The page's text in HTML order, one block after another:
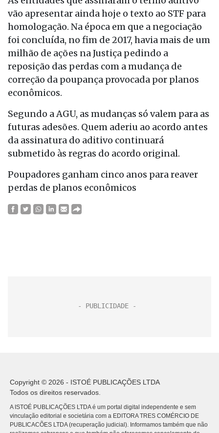
vão apresentar aindahoje o texto ao STF para
homologação. Na época em que a negociação
foi concluída, no fim de 2017, havia mais de um
milhão de ações na Justiça pedindo a
reposição das perdas com a mudança de
correção da poupança provocada por planos
econômicos.
Segundo a AGU, as mudanças só valem para as
futuras adesões. Quem aderiu ao acordo antes
da assinatura do aditivo continuará
submetido às regras do acordo original.
Poupadores ganham cinco anos para reaver
perdas de planos econômicos
Copyright © 2026 - ISTOÉ PUBLICAÇÕES LTDA
Todos os direitos reservados.
A ISTOÉ PUBLICAÇÕES LTDA é um portal digital independente e sem
vinculação editorial e societária com a EDITORA TRES COMÉRCIO DE
PUBLICACÕES LTDA (recuperação judicial). Informamos também que não